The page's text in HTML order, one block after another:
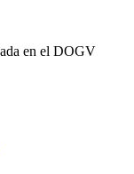
en el DOGV